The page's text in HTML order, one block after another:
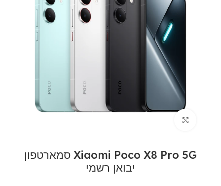
Xiaomi Poco X8 Pro 5G סמארטפון
יבואן רשמי